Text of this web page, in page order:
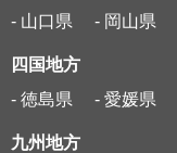
- 山口県
- 岡山県
四国地方
- 徳島県
- 愛媛県
九州地方